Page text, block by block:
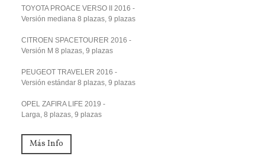
TOYOTA PROACE VERSO II 2016 -
Versión mediana 8 plazas, 9 plazas
CITROEN SPACETOURER 2016 -
Versión M 8 plazas, 9 plazas
PEUGEOT TRAVELER 2016 -
Versión estándar 8 plazas, 9 plazas
OPEL ZAFIRA LIFE 2019 -
Larga, 8 plazas, 9 plazas
Más Info